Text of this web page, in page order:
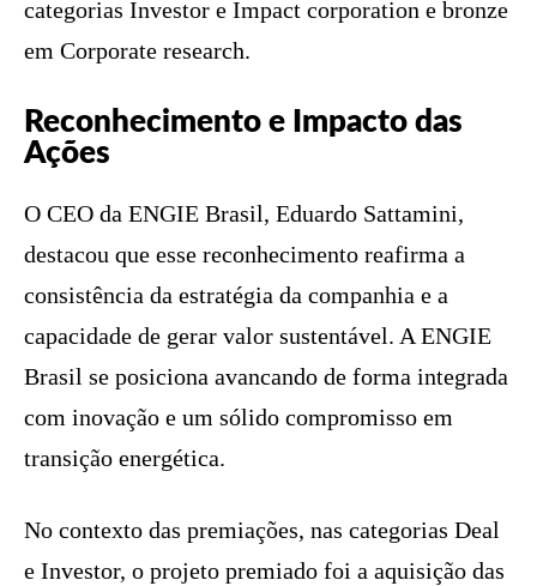
categorias Investor e Impact corporation e bronze
em Corporate research.
Reconhecimento e Impacto das
Ações
O CEO da ENGIE Brasil, Eduardo Sattamini,
destacou que esse reconhecimento reafirma a
consistência da estratégia da companhia e a
capacidade de gerar valor sustentável. A ENGIE
Brasil se posiciona avancando de forma integrada
com inovação e um sólido compromisso em
transição energética.
No contexto das premiações, nas categorias Deal
e Investor, o projeto premiado foi a aquisição das